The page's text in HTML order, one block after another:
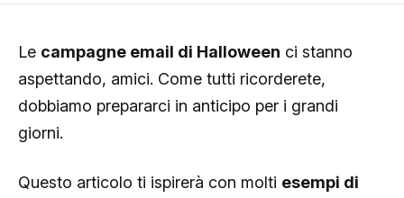
Le campagne email di Halloween ci stanno
aspettando, amici. Come tutti ricorderete,
dobbiamo prepararci in anticipo per i grandi
giorni.
Questo articolo ti ispirerà con molti esempi di